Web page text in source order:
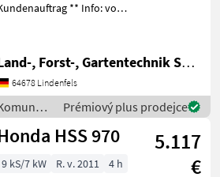
** Info: voll
funktionsfähig
stroje Snehové
a snehové frézy
Land-, Forst-, Gartentechnik Seitz e.K.
64678 Lindenfels
/
Prémiový plus prodejce
HSS 970
5.117
€
9 kS/7 kW R. v. 2011 4 h